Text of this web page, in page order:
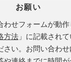
他の記述等により
報のうち「履歴情
記に定める「個人
利用いただいたサ
品，ご覧になった
お願い
わせフォームが動
方法」に記載され
さい。お問い合わ